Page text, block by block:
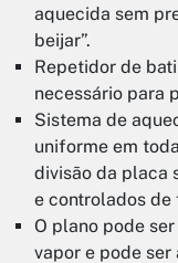
aquecida sem
beijar”.
Repetidor de
necessário para
Sistema de
uniforme em
divisão da placa
e controlados de
O plano pode
vapor e pode